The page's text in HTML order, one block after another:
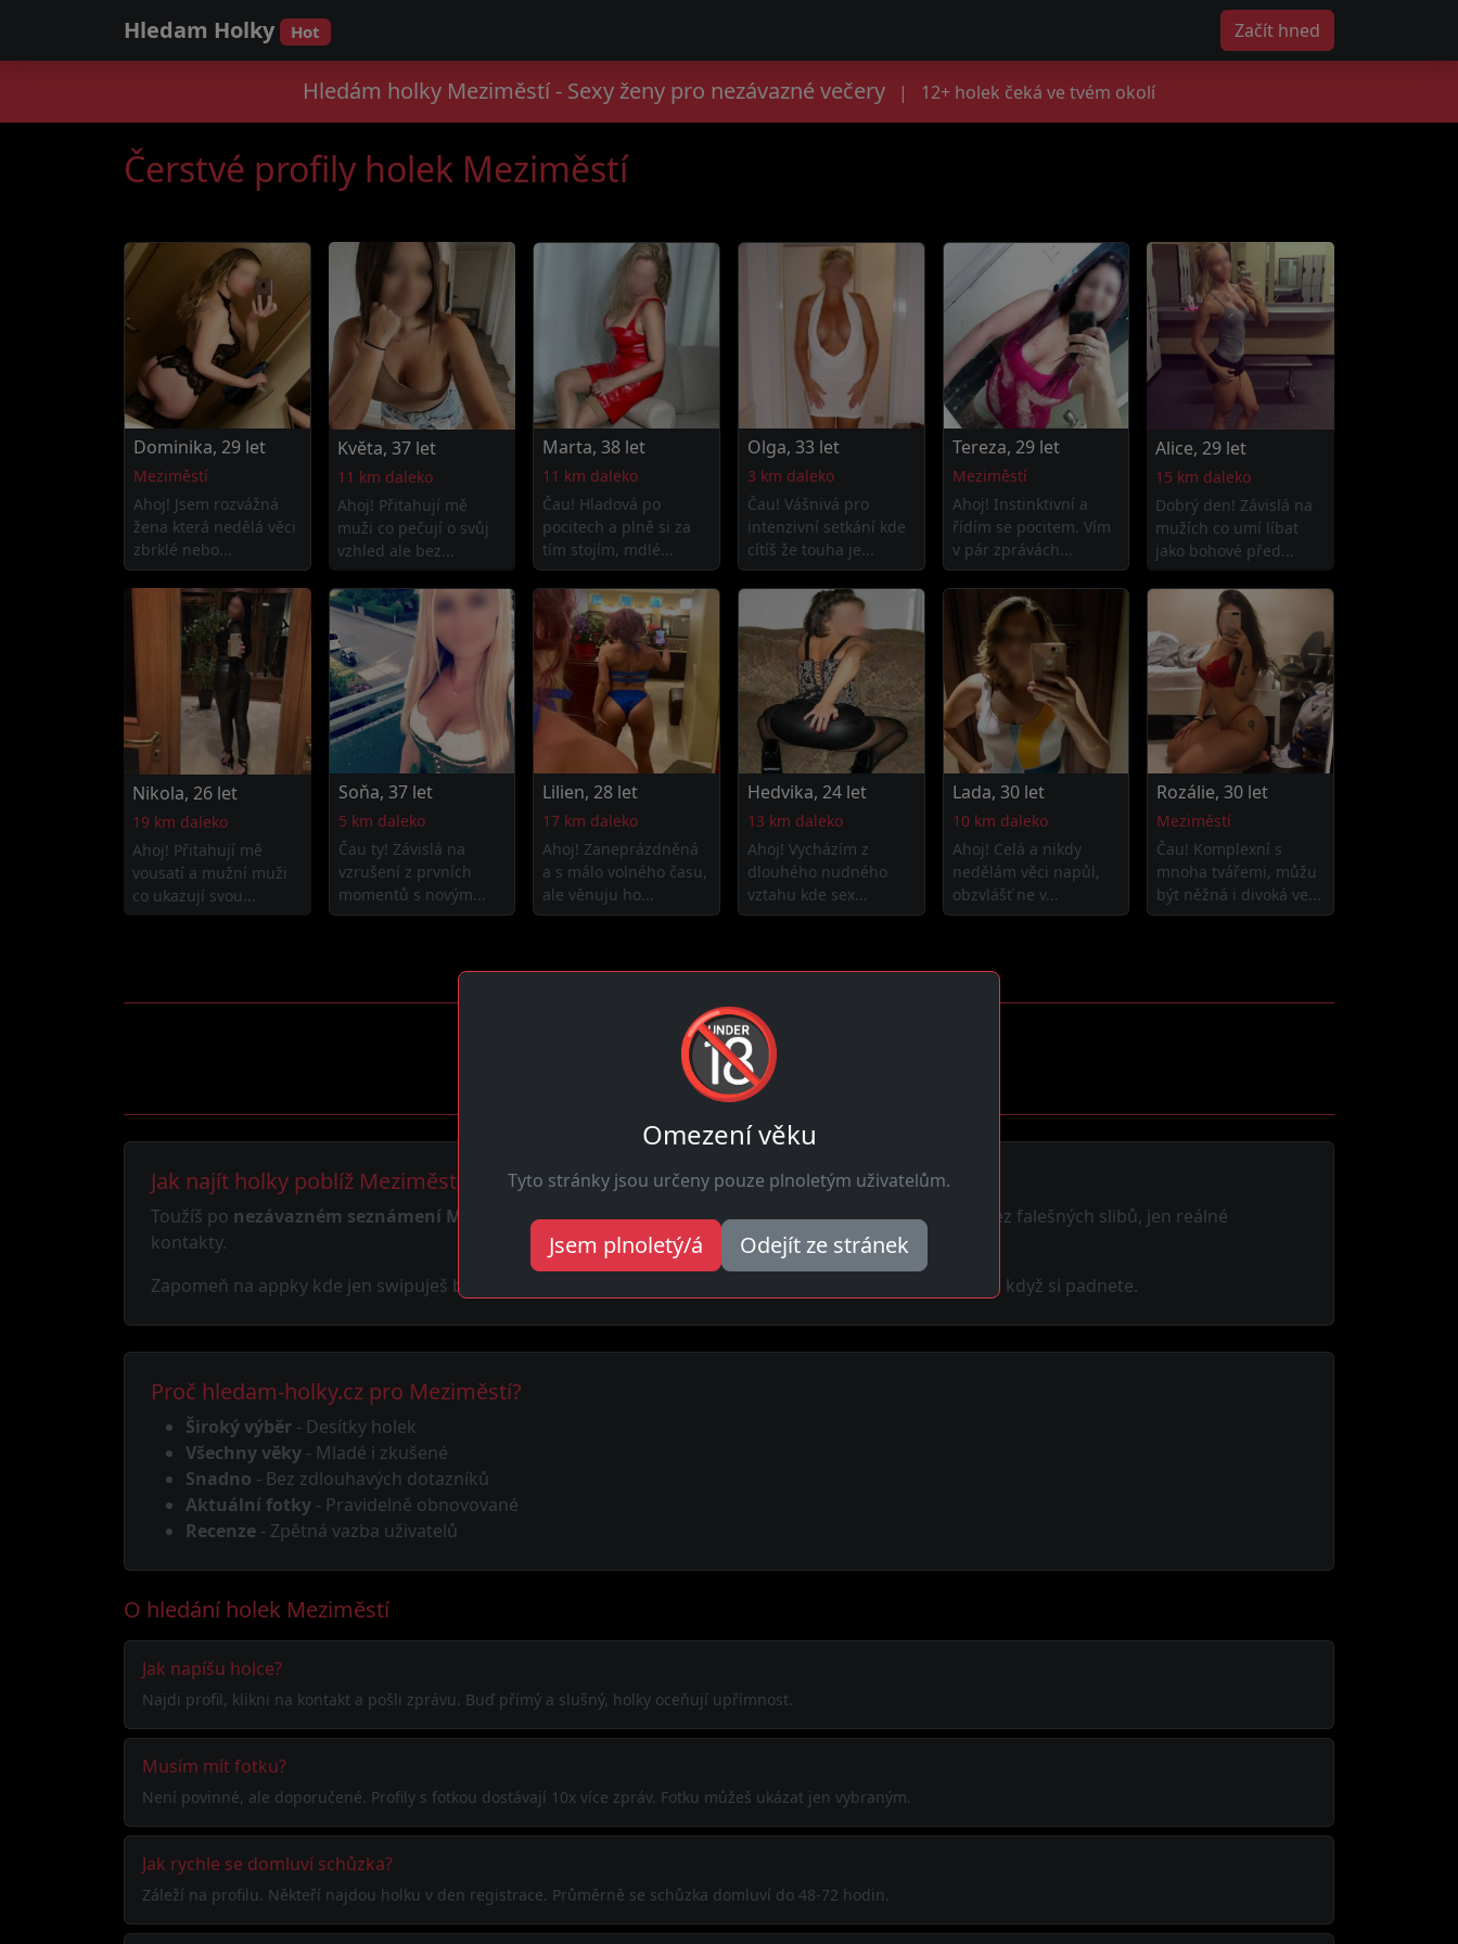
Hledam Holky Hot Začít hned
Hledám holky Meziměstí - Sexy ženy pro nezávazné večery | 12+ holek čeká ve tvém okolí
Čerstvé profily holek Meziměstí
Dominika, 29 let
Meziměstí
Ahoj! Jsem rozvážná
žena která nedělá věci
zbrklé nebo...
Květa, 37 let
11 km daleko
Ahoj! Přitahují mě
muži co pečují o svůj
vzhled ale bez...
Marta, 38 let
11 km daleko
Čau! Hladová po
pocitech a plně si za
tím stojím, mdlé...
Olga, 33 let
3 km daleko
Čau! Vášnivá pro
intenzivní setkání kde
cítíš že touha je...
Tereza, 29 let
Meziměstí
Ahoj! Instinktivní a
řídím se pocitem. Vím
v pár zprávách...
Alice, 29 let
15 km daleko
Dobrý den! Závislá na
mužích co umí líbat
jako bohové před...
Nikola, 26 let
19 km daleko
Ahoj! Přitahují mě
vousatí a mužní muži
co ukazují svou...
Soňa, 37 let
5 km daleko
Čau ty! Závislá na
vzrušení z prvních
momentů s novým...
Lilien, 28 let
17 km daleko
Ahoj! Zaneprázdněná
a s málo volného času,
ale věnuju ho...
Hedvika, 24 let
13 km daleko
Ahoj! Vycházím z
dlouhého nudného
vztahu kde sex...
Lada, 30 let
10 km daleko
Ahoj! Celá a nikdy
nedělám věci napůl,
obzvlášť ne v...
Rozálie, 30 let
Meziměstí
Čau! Komplexní s
mnoha tvářemi, můžu
být něžná i divoká ve...
Najdi spojení dnes
Jak najít holky poblíž Meziměstí
Toužíš po nezávazném seznámení Meziměstí? Naše platforma propojuje muže a holky pro flirt i víc. Bez falešných slibů, jen reálné
kontakty.
Zapomeň na appky kde jen swipuješ bez výsledku. Tady holky mluví přímo. Schůzka může být ještě dnes když si padnete.
Proč hledam-holky.cz pro Meziměstí?
Široký výběr - Desítky holek
Všechny věky - Mladé i zkušené
Snadno - Bez zdlouhavých dotazníků
Aktuální fotky - Pravidelně obnovované
Recenze - Zpětná vazba uživatelů
O hledání holek Meziměstí
Jak napíšu holce?
Najdi profil, klikni na kontakt a pošli zprávu. Buď přímý a slušný, holky oceňují upřímnost.
Musím mít fotku?
Není povinné, ale doporučené. Profily s fotkou dostávají 10x více zpráv. Fotku můžeš ukázat jen vybraným.
Jak rychle se domluví schůzka?
Záleží na profilu. Někteří najdou holku v den registrace. Průměrně se schůzka domluví do 48-72 hodin.
🔞
Omezení věku
Tyto stránky jsou určeny pouze plnoletým uživatelům.
Jsem plnoletý/á Odejít ze stránek